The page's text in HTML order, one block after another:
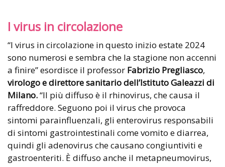
I virus in circolazione
“I virus in circolazione in questo inizio estate 2024
sono numerosi e sembra che la stagione non accenni
a finire” esordisce il professor Fabrizio Pregliasco,
virologo e direttore sanitario dell’Istituto Galeazzi di
Milano.“Il più diffuso è il rhinovirus, che causa il
raffreddore. Seguono poi il virus che provoca
sintomi parainfluenzali, gli enterovirus responsabili
di sintomi gastrointestinali come vomito e diarrea,
quindi gli adenovirus che causano congiuntiviti e
gastroenteriti. È diffuso anche il metapneumovirus,